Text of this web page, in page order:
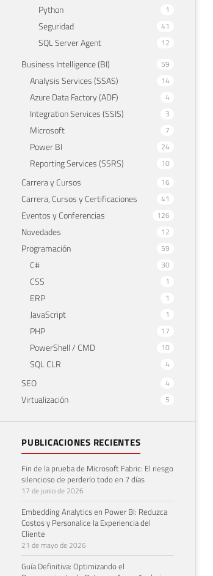
Python 1
Seguridad 41
SQL Server Agent 12
Business Intelligence (BI) 59
Analysis Services (SSAS) 14
Azure Data Factory (ADF) 4
Integration Services (SSIS) 3
Microsoft 7
Power BI 24
Reporting Services (SSRS) 10
Carrera y Cursos 16
Carrera, Cursos y Certificaciones 41
Eventos y Conferencias 126
Novedades 12
Programación 59
C# 30
CSS 1
ERP 1
JavaScript 1
PHP 17
PowerShell / CMD 10
SQL CLR 4
SEO 4
Virtualización 5
PUBLICACIONES RECIENTES
Fin de la prueba de Microsoft Fabric: El riesgo
silencioso de perderlo todo en 7 días
17 de junio de 2026
Embedding Analytics en Power BI: Reduzca
Costos y Personalice la Experiencia del
Cliente
21 de mayo de 2026
Guía Definitiva: Optimizando el